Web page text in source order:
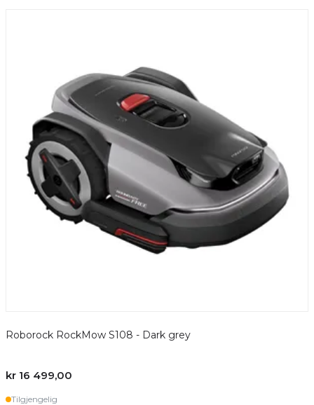
Roborock RockMow S108 - Dark grey
kr 16 499,00
Tilgjengelig